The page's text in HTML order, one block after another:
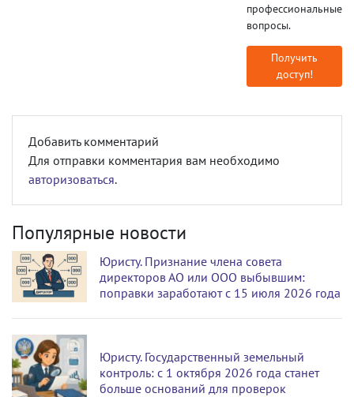
профессиональные
вопросы.
Получить
доступ!
Добавить комментарий
Для отправки комментария вам необходимо
авторизоваться.
Популярные новости
Юристу. Признание члена совета
директоров АО или ООО выбывшим:
поправки заработают с 15 июля 2026 года
Юристу. Государственный земельный
контроль: с 1 октября 2026 года станет
больше оснований для проверок